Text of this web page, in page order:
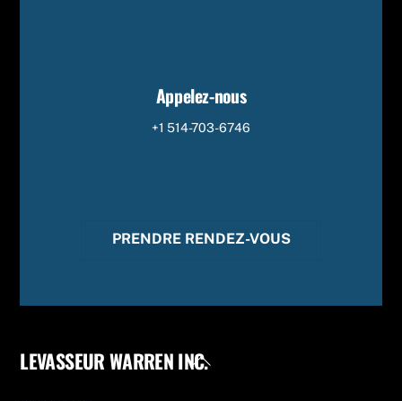
Appelez-nous
+1 514-703-6746
PRENDRE RENDEZ-VOUS
Back
LEVASSEUR WARREN INC.